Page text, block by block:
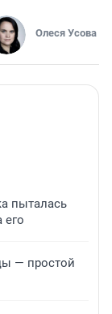
Олеся Усова
пыталась
его
— простой